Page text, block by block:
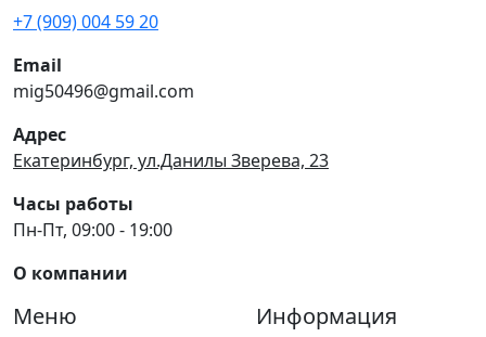
+7 (909) 004 59 20
Email
mig50496@gmail.com
Адрес
Екатеринбург, ул.Данилы Зверева, 23
Часы работы
Пн-Пт, 09:00 - 19:00
О компании
Меню Информация